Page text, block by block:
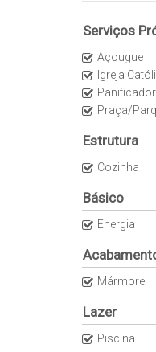
✅ Toda na laje
✅ Forro
✅ Casa de
✅ Piscina
TAMANHOS
✅ Área
✔️ 1503 Sul
💰 R$
Serviços
Açougue
Igreja
Praça/
Estrutura
Cozinha
Básico
Energia
Mármore
Lazer
Piscina